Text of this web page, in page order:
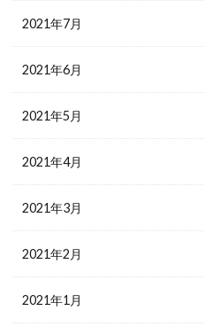
2021年7月
2021年6月
2021年5月
2021年4月
2021年3月
2021年2月
2021年1月